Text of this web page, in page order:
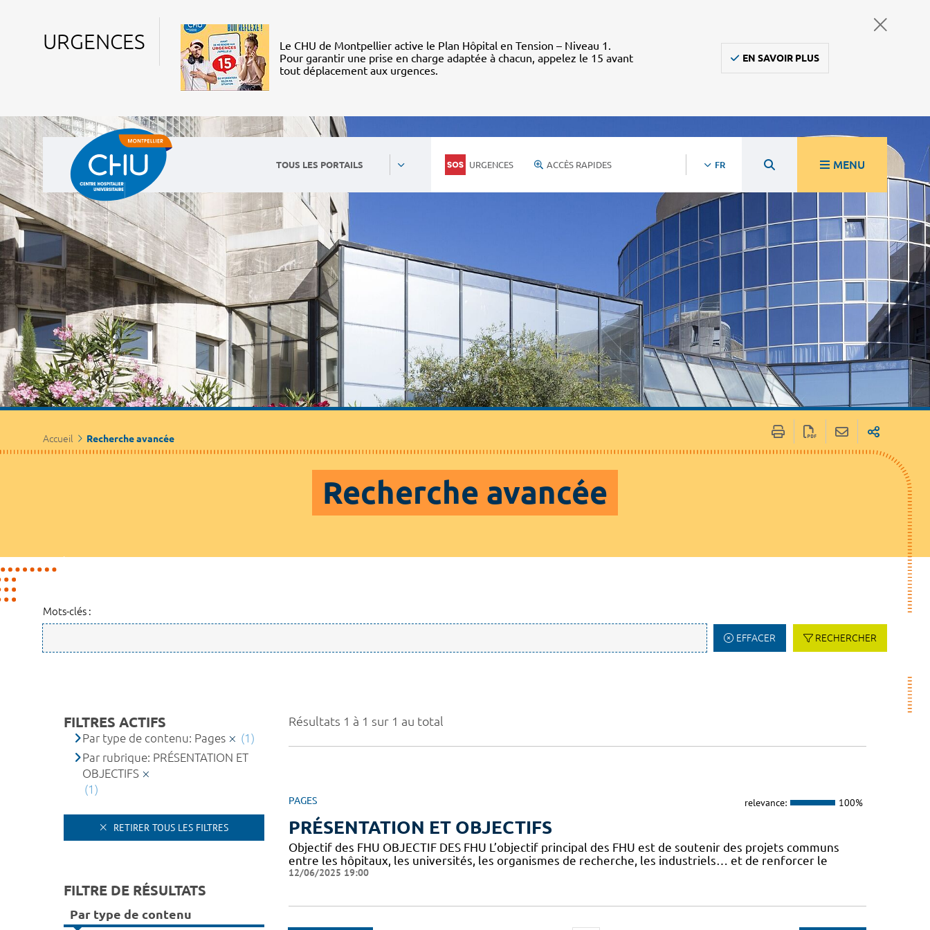
URGENCES
Le CHU de Montpellier active le Plan Hôpital en Tension – Niveau 1.
Pour garantir une prise en charge adaptée à chacun, appelez le 15 avant
tout déplacement aux urgences.
EN SAVOIR PLUS
TOUS LES PORTAILS URGENCES ACCÈS RAPIDES FR MENU
Accueil Recherche avancée
Recherche avancée
Mots-clés :
EFFACER RECHERCHER
Résultats 1 à 1 sur 1 au total
PAGES relevance: 100%
PRÉSENTATION ET OBJECTIFS
Objectif des FHU OBJECTIF DES FHU L’objectif principal des FHU est de soutenir des projets communs
entre les hôpitaux, les universités, les organismes de recherche, les industriels… et de renforcer le
12/06/2025 19:00
FILTRES ACTIFS
Par type de contenu: Pages
(1)
Par rubrique: PRÉSENTATION ET
OBJECTIFS
(1)
RETIRER TOUS LES FILTRES
FILTRE DE RÉSULTATS
Par type de contenu